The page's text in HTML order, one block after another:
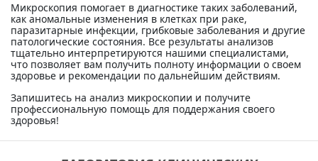
Микроскопия помогает в диагностике таких заболеваний,
как аномальные изменения в клетках при раке,
паразитарные инфекции, грибковые заболевания и другие
патологические состояния. Все результаты анализов
тщательно интерпретируются нашими специалистами,
что позволяет вам получить полноту информации о своем
здоровье и рекомендации по дальнейшим действиям.
Запишитесь на анализ микроскопии и получите
профессиональную помощь для поддержания своего
здоровья!